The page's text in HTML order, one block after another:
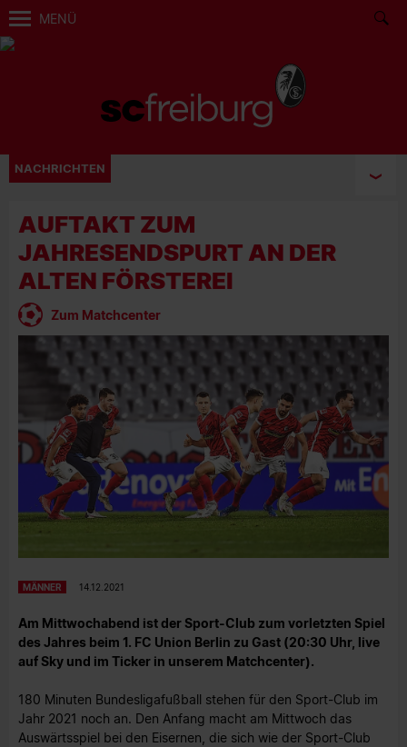
MENÜ
NACHRICHTEN
AUFTAKT ZUM
JAHRESENDSPURT AN DER
ALTEN FÖRSTEREI
Zum Matchcenter
MÄNNER 14.12.2021
Am Mittwochabend ist der Sport-Club zum vorletzten Spiel
des Jahres beim 1. FC Union Berlin zu Gast (20:30 Uhr, live
auf Sky und im Ticker in unserem Matchcenter).
180 Minuten Bundesligafußball stehen für den Sport-Club im
Jahr 2021 noch an. Den Anfang macht am Mittwoch das
Auswärtsspiel bei den Eisernen, die sich wie der Sport-Club